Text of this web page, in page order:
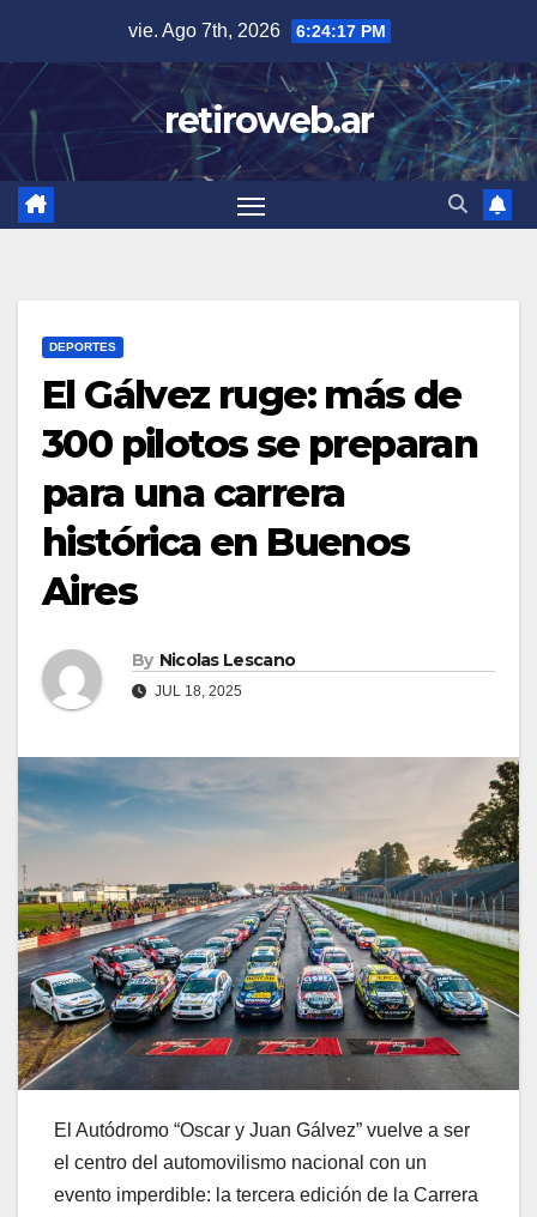
content
vie. Ago 7th, 2026 6:24:17 PM
retiroweb.ar
DEPORTES
El Gálvez ruge: más de
300 pilotos se preparan
para una carrera
histórica en Buenos
Aires
By Nicolas Lescano
JUL 18, 2025
El Autódromo “Oscar y Juan Gálvez” vuelve a ser
el centro del automovilismo nacional con un
evento imperdible: la tercera edición de la Carrera